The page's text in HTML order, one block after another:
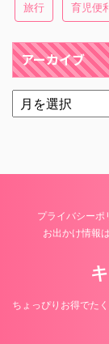
旅行 育児便
アーカイブ
プライバシーポ
お出かけ情報
ちょっぴりお得でた